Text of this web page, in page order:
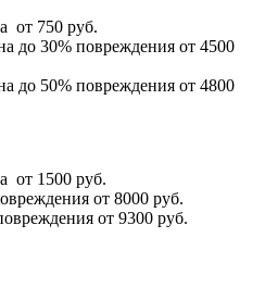
от 750 руб.
до 30% повреждения от 4500
до 50% повреждения от 4800
от 1500 руб.
от 8000 руб.
от 9300 руб.